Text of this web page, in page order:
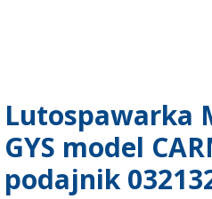
Lutospawarka
GYS model
podajnik